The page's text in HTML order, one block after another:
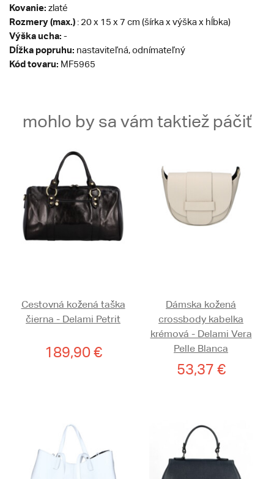
Kovanie: zlaté
Rozmery (max.) : 20 x 15 x 7 cm (šírka x výška x hĺbka)
Výška ucha: -
Dĺžka popruhu: nastaviteľná, odnímateľný
Kód tovaru: MF5965
mohlo by sa vám taktiež páčiť
Cestovná kožená taška
čierna - Delami Petrit
189,90 €
Dámska kožená
crossbody kabelka
krémová - Delami Vera
Pelle Blanca
53,37 €